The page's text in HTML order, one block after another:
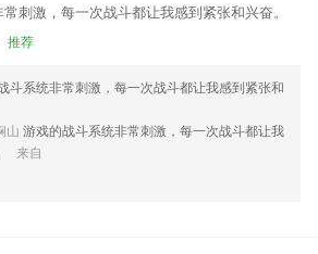
刺激，每一次战斗都让我感到紧张和兴奋。
推荐
斗系统非常刺激，每一次战斗都让我感到紧张和
山 游戏的战斗系统非常刺激，每一次战斗都让我
来自